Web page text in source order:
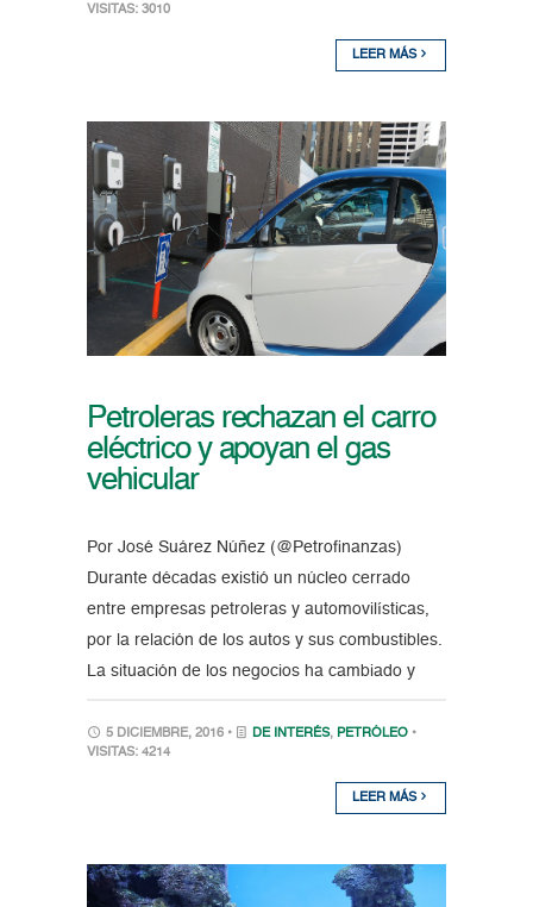
VISITAS: 3010
LEER MÁS
Petroleras rechazan el carro
eléctrico y apoyan el gas
vehicular
Por José Suárez Núñez (@Petrofinanzas)
Durante décadas existió un núcleo cerrado
entre empresas petroleras y automovilísticas,
por la relación de los autos y sus combustibles.
La situación de los negocios ha cambiado y
5 DICIEMBRE, 2016 • DE INTERÉS, PETRÓLEO •
VISITAS: 4214
LEER MÁS